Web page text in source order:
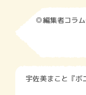
宇佐美まこと『ボ